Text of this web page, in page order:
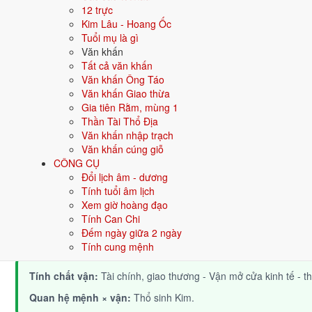
12 trực
Kim Lâu - Hoang Ốc
Tuổi mụ là gì
Văn khấn
Tất cả văn khấn
Văn khấn Ông Táo
Văn khấn Giao thừa
Gia tiên Rằm, mùng 1
Thần Tài Thổ Địa
Văn khấn nhập trạch
Văn khấn cúng giỗ
CÔNG CỤ
Đổi lịch âm - dương
Tính tuổi âm lịch
Xem giờ hoàng đạo
Tính Can Chi
Đếm ngày giữa 2 ngày
Tính cung mệnh
Ý nghĩa nạp âm Thành Đầu Thổ
Người sinh năm1999mang nạp âm
Tượng trưng cho đất, sự ổn định, vững chắc. Người mệnh Thổ
Tìm hiểu chi tiết nạp âm Thành Đầu Thổ: màu hợp, hướng tốt,
Quan hệ Can × Chi (Mộc khắc Thổ):
Điểm mạnh:Kiên cường, biết tự lực, trưởng thành sớm trong
Điểm cần lưu ý:
Bối cảnh vận khí khi sinh năm 1999
Người sinh năm1999rơi vàoVận 7 - Thất Xích Kim
được thời đại nuôi dưỡng và tỏa sáng trong các lĩnh vực tài chính,
Tính chất vận: Tài chính, giao thương - Vận mở cửa kinh tế -
Quan hệ mệnh × vận: Thổ sinh Kim.